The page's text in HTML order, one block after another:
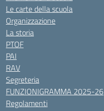
Le carte della scuola
Organizzazione
La storia
PTOF
PAI
RAV
Segreteria
FUNZIONIGRAMMA 2025-26
Regolamenti